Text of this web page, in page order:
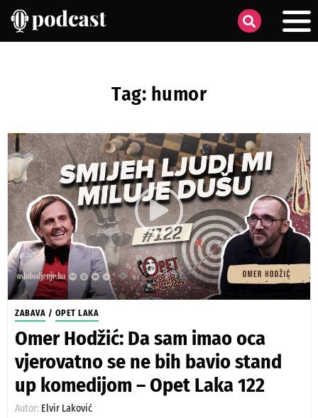
Tag: humor
ZABAVA / OPET LAKA
Omer Hodžić: Da sam imao oca
vjerovatno se ne bih bavio stand
up komedijom – Opet Laka 122
Autor: Elvir Laković